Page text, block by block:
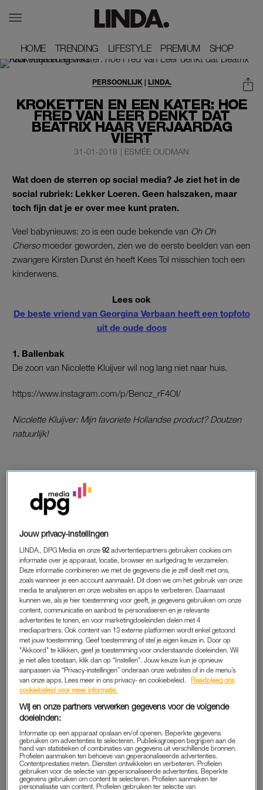
HOME
HOME TRENDING
TRENDING LIFESTYLE
LIFESTYLE PREMIUM
PREMIUM SHOP
SHOP
KROKETTEN EN EEN KATER: HOE
FRED VAN LEER DENKT DAT
BEATRIX HAAR VERJAARDAG
VIERT
PERSOONLIJK| LINDA.
31-01-2018 | ESMÉE OUDMAN
Wat doen de sterren op social media? Je ziet het in de
social rubriek: Lekker Loeren. Geen halszaken, maar
toch fijn dat je er over mee kunt praten.
Veel babynieuws: zo is een oude bekende van Oh Oh
Chersomoeder geworden, zien we de eerste beelden van een
zwangere Kirsten Dunst én heeft Kees Tol misschien toch een
kinderwens.
Lees ook
De beste vriend van Georgina Verbaan heeft een topfoto
uit de oude doos
1. Ballenbak
De zoon van Nicolette Kluijver wil nog lang niet naar huis.
https://www.instagram.com/p/Bencz_rF4OI/
Nicolette Kluijver: Mijn favoriete Hollandse product? Doutzen
natuurlijk!
2. It’s a boy
Elize Kruuk, bekend vanOh Oh Cherso,is gisteren moeder
geworden.
3. Proost
Nicolette van Dam en Bas Smit brengen romantische dagen
door in Antwerpen.
https://www.instagram.com/p/BelWBLUh-7N/
Topchef Sergio Herman en Nicolette van Dam blunderen erop
los
- Video player -
Jouw privacy-instellingen
LINDA., DPG Media en onze92 advertentiepartners gebruiken cookies om
informatie over je apparaat, locatie, browser en surfgedrag te verzamelen.
Deze informatie combineren we met de gegevens die je zelf deelt met ons,
zoals wanneer je een account aanmaakt. Dit doen we om het gebruik van onze
media te analyseren en onze websites en apps te verbeteren. Daarnaast
kunnen we, als je hier toestemming voor geeft, je gegevens gebruiken om onze
content, communicatie en aanbod te personaliseren en je relevante
advertenties te tonen, en voor marketingdoeleinden delen met 4
mediapartners. Ook content van 13 externe platformen wordt enkel getoond
met jouw toestemming. Geef toestemming of stel je eigen keuze in. Door op
"Akkoord" te klikken, geef je toestemming voor onderstaande doeleinden. Wil
je niet alles toestaan, klik dan op “Instellen”. Jouw keuze kun je opnieuw
aanpassen via “Privacy-instellingen” onderaan onze websites of in de menu’s
van onze apps. Lees meer in ons privacy- en cookiebeleid.
Raadpleeg ons
cookiebeleid voor meer informatie.
Wij en onze partners verwerken gegevens voor de volgende
doeleinden:
Informatie op een apparaat opslaan en/of openen. Beperkte gegevens
gebruiken om advertenties te selecteren. Publieksgroepen begrijpen aan de
hand van statistieken of combinaties van gegevens uit verschillende bronnen.
Profielen aanmaken ten behoeve van gepersonaliseerde advertenties.
Contentprestaties meten. Diensten ontwikkelen en verbeteren. Profielen
gebruiken voor de selectie van gepersonaliseerde advertenties. Beperkte
gegevens gebruiken om content te selecteren. Profielen aanmaken ter
personalisatie van content. Profielen gebruiken ter selectie van